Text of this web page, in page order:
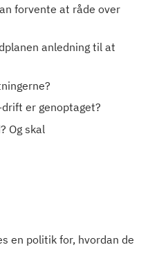
forvente at råde over
anledning til at
er genoptaget?
Og skal
en politik for, hvordan de